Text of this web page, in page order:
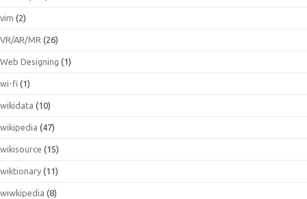
vim (2)
VR/AR/MR (26)
Web Designing (1)
wi-fi (1)
wikidata (10)
wikipedia (47)
wikisource (15)
wiktionary (11)
wiwkipedia (8)